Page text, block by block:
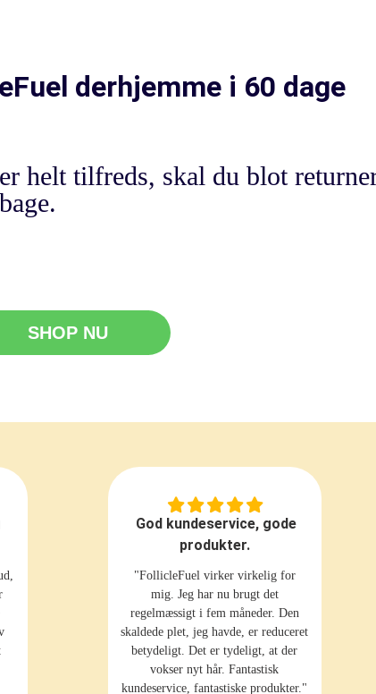
derhjemme i 60 dage
helt tilfreds, skal du blot
SHOP NU
God kundeservice, gode
produkter.
"FollicleFuel virker virkelig for
mig. Jeg har nu brugt det
regelmæssigt i fem måneder. Den
skaldede plet, jeg havde, er reduceret
betydeligt. Det er tydeligt, at der
vokser nyt hår. Fantastisk
kundeservice, fantastiske produkter."